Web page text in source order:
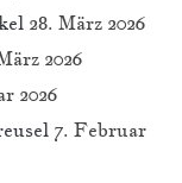
28. März 2026
2026
2026
7. Februar